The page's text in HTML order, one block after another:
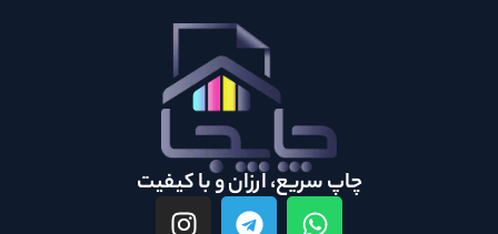
چاپ سریع، ارزان و با کیفیت